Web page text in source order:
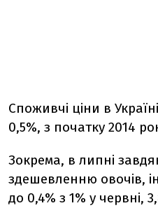
Споживчі ціни в
0,5%, з початку 2014
Зокрема, в липні
здешевленню овочів,
до 0,4% з 1% у червні,